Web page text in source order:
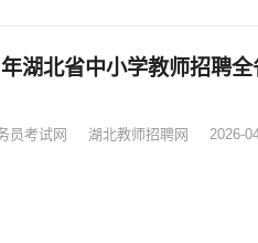
湖北省中小学教师招聘
员考试网 湖北教师招聘网 2026-